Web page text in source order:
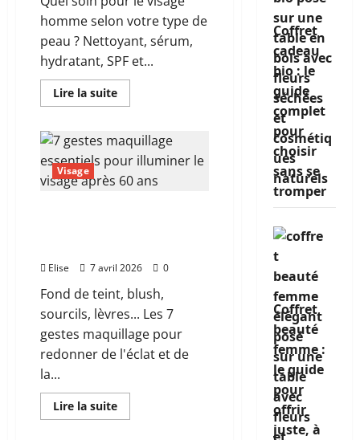
homme selon votre type de
peau ? Nettoyant, sérum,
hydratant, SPF et...
Lire la suiteEn
savoir
Soin
pour
le
visage
homme,
peau
Visage
Elise 7 avril 2026 0
Fond de teint, blush,
sourcils, lèvres... Les 7
gestes maquillage pour
redonner de l'éclat et de
la...
Lire la suiteEn
savoir
Coffret
cadeau
bio : le
guide
complet
pour
choisir
sans se
tromper
Coffret
beauté
femme :
le guide
pour
offrir
juste, à